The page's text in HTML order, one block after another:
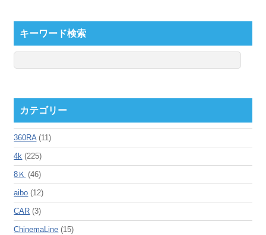
キーワード検索
カテゴリー
360RA(11)
4k (225)
8Ｋ (46)
aibo (12)
CAR (3)
ChinemaLine (15)